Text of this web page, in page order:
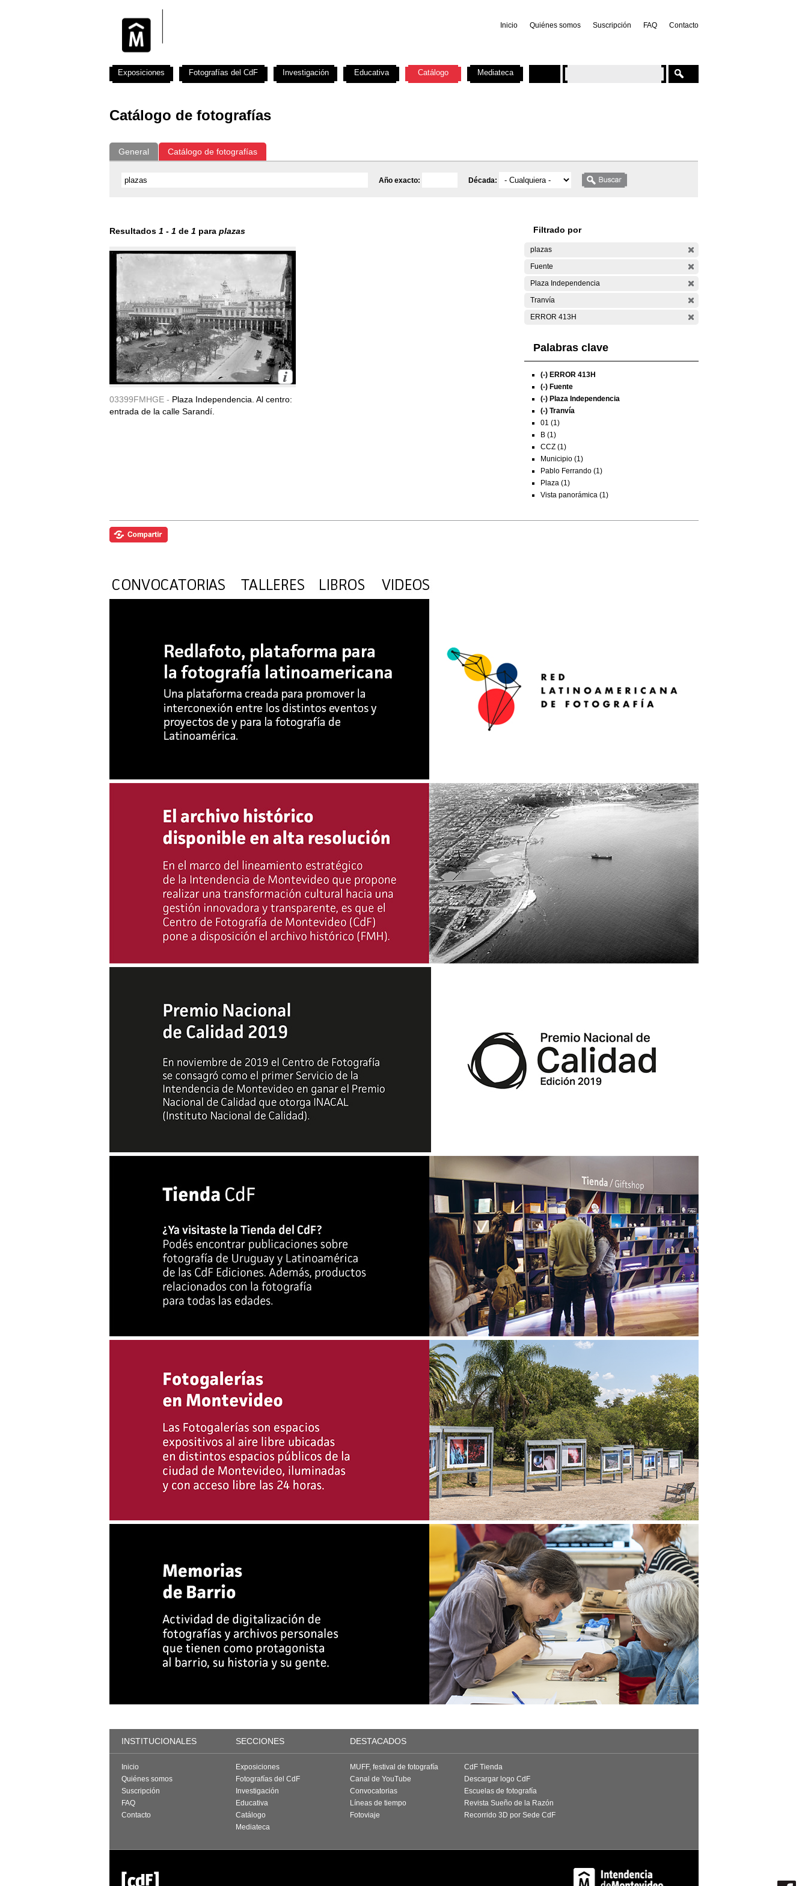
Inicio Quiénes somos Suscripción FAQ Contacto
Catálogo de fotografías
General Catálogo de fotografías
Año exacto: Década:
Resultados 1 - 1 de 1 para plazas
03399FMHGE - Plaza Independencia. Al centro:
entrada de la calle Sarandí.
Filtrado por
plazas
Fuente
Plaza Independencia
Tranvía
ERROR 413H
Palabras clave
(-) ERROR 413H
(-) Fuente
(-) Plaza Independencia
(-) Tranvía
01 (1)
B (1)
CCZ (1)
Municipio (1)
Pablo Ferrando (1)
Plaza (1)
Vista panorámica (1)
Exposiciones Fotografías del CdF Investigación Educativa Catálogo Mediateca
INSTITUCIONALES SECCIONES DESTACADOS
Inicio
Quiénes somos
Suscripción
FAQ
Contacto
Exposiciones
Fotografías del CdF
Investigación
Educativa
Catálogo
Mediateca
MUFF, festival de fotografía
Canal de YouTube
Convocatorias
Líneas de tiempo
Fotoviaje
CdF Tienda
Descargar logo CdF
Escuelas de fotografía
Revista Sueño de la Razón
Recorrido 3D por Sede CdF